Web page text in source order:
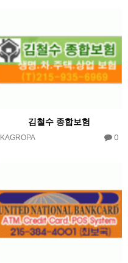
김철수 종합보험
KAGROPA 0